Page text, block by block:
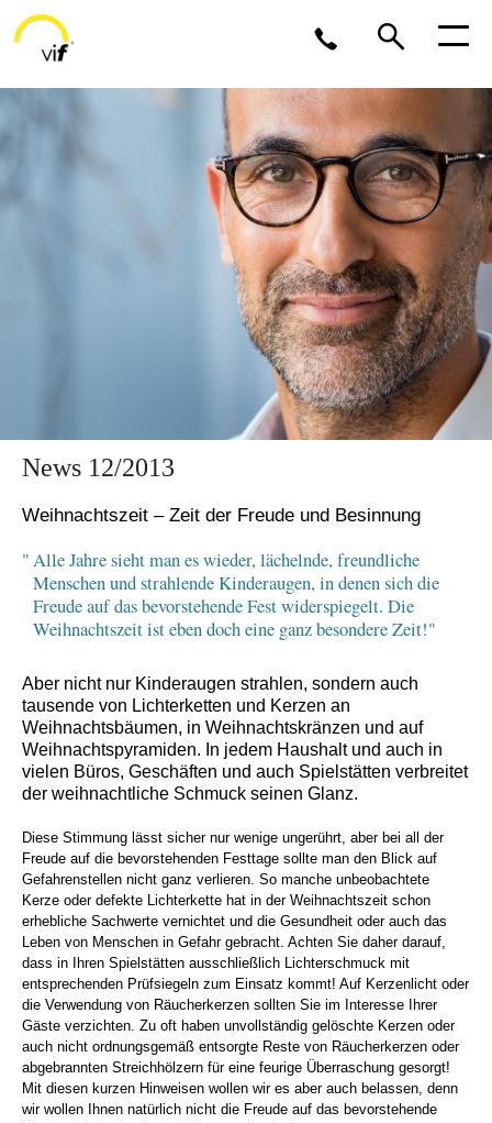
Bei Fragen stehen wir<br>Ihnen gerne zur Verfügung
0211 17 17 208
News 12/2013
Weihnachtszeit – Zeit der Freude und Besinnung
Alle Jahre sieht man es wieder, lächelnde, freundliche
Menschen und strahlende Kinderaugen, in denen sich die
Freude auf das bevorstehende Fest widerspiegelt. Die
Weihnachtszeit ist eben doch eine ganz besondere Zeit!
Aber nicht nur Kinderaugen strahlen, sondern auch
tausende von Lichterketten und Kerzen an
Weihnachtsbäumen, in Weihnachtskränzen und auf
Weihnachtspyramiden. In jedem Haushalt und auch in
vielen Büros, Geschäften und auch Spielstätten verbreitet
der weihnachtliche Schmuck seinen Glanz.
Diese Stimmung lässt sicher nur wenige ungerührt, aber bei all der
Freude auf die bevorstehenden Festtage sollte man den Blick auf
Gefahrenstellen nicht ganz verlieren. So manche unbeobachtete
Kerze oder defekte Lichterkette hat in der Weihnachtszeit schon
erhebliche Sachwerte vernichtet und die Gesundheit oder auch das
Leben von Menschen in Gefahr gebracht. Achten Sie daher darauf,
dass in Ihren Spielstätten ausschließlich Lichterschmuck mit
entsprechenden Prüfsiegeln zum Einsatz kommt! Auf Kerzenlicht oder
die Verwendung von Räucherkerzen sollten Sie im Interesse Ihrer
Gäste verzichten. Zu oft haben unvollständig gelöschte Kerzen oder
auch nicht ordnungsgemäß entsorgte Reste von Räucherkerzen oder
abgebrannten Streichhölzern für eine feurige Überraschung gesorgt!
Mit diesen kurzen Hinweisen wollen wir es aber auch belassen, denn
wir wollen Ihnen natürlich nicht die Freude auf das bevorstehende